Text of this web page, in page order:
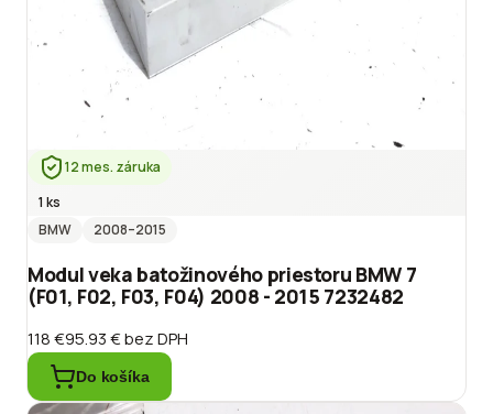
12 mes. záruka
1 ks
BMW
2008–2015
Modul veka batožinového priestoru BMW 7
(F01, F02, F03, F04) 2008 - 2015 7232482
118 €95.93 €bez DPH
Do košíka